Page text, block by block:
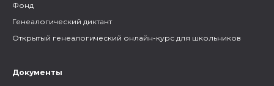
Фонд
Генеалогический диктант
Открытый генеалогический онлайн-курс для школьников
Документы